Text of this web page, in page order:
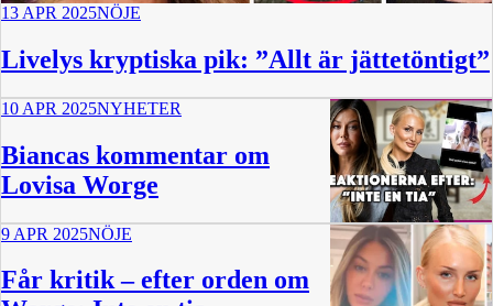
13 APR 2025NÖJE
Livelys kryptiska pik: ”Allt är jättetöntigt”
10 APR 2025NYHETER
Biancas kommentar om
Lovisa Worge
35 min
9 APR 2025NÖJE
Får kritik – efter orden om